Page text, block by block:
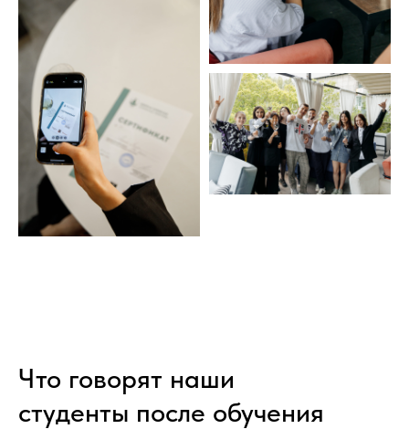
Что говорят наши
студенты после обучения